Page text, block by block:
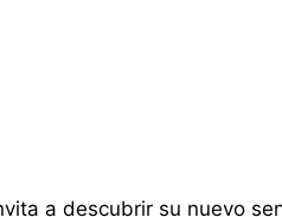
a descubrir su nuevo